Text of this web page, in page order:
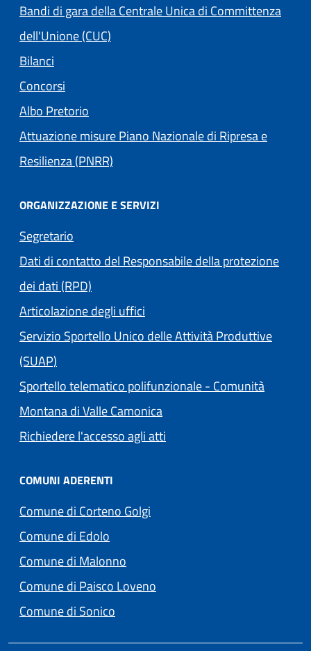
Bandi di gara della Centrale Unica di Committenza
dell'Unione (CUC)
Bilanci
Concorsi
Albo Pretorio
Attuazione misure Piano Nazionale di Ripresa e
Resilienza (PNRR)
ORGANIZZAZIONE E SERVIZI
Segretario
Dati di contatto del Responsabile della protezione
dei dati (RPD)
Articolazione degli uffici
Servizio Sportello Unico delle Attività Produttive
(SUAP)
Sportello telematico polifunzionale - Comunità
Montana di Valle Camonica
Richiedere l'accesso agli atti
COMUNI ADERENTI
Comune di Corteno Golgi
Comune di Edolo
Comune di Malonno
Comune di Paisco Loveno
Comune di Sonico